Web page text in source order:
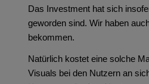
Das Investment hat sich
geworden sind. Wir haben
bekommen.
Natürlich kostet eine solche
Visuals bei den Nutzern an